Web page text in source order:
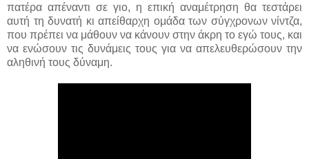
πατέρα απέναντι σε γιο, η επική αναμέτρηση θα τεστάρει
αυτή τη δυνατή κι απείθαρχη ομάδα των σύγχρονων νίντζα,
που πρέπει να μάθουν να κάνουν στην άκρη το εγώ τους, και
να ενώσουν τις δυνάμεις τους για να απελευθερώσουν την
αληθινή τους δύναμη.